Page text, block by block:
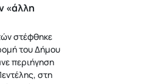
«άλλη
στέφθηκε
του Δήμου
περιήγηση
στη